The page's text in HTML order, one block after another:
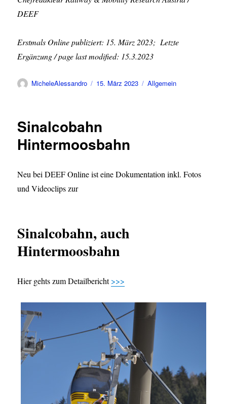
DEEF
Erstmals Online publiziert: 15. März 2023; Letzte
Ergänzung / page last modified: 15.3.2023
Autor
MicheleAlessandro
Veröffentlicht
15. März 2023 Kategorien
Allgemein
Sinalcobahn
Hintermoosbahn
Neu bei DEEF Online ist eine Dokumentation inkl. Fotos
und Videoclips zur
Sinalcobahn, auch
Hintermoosbahn
Hier gehts zum Detailbericht>>>